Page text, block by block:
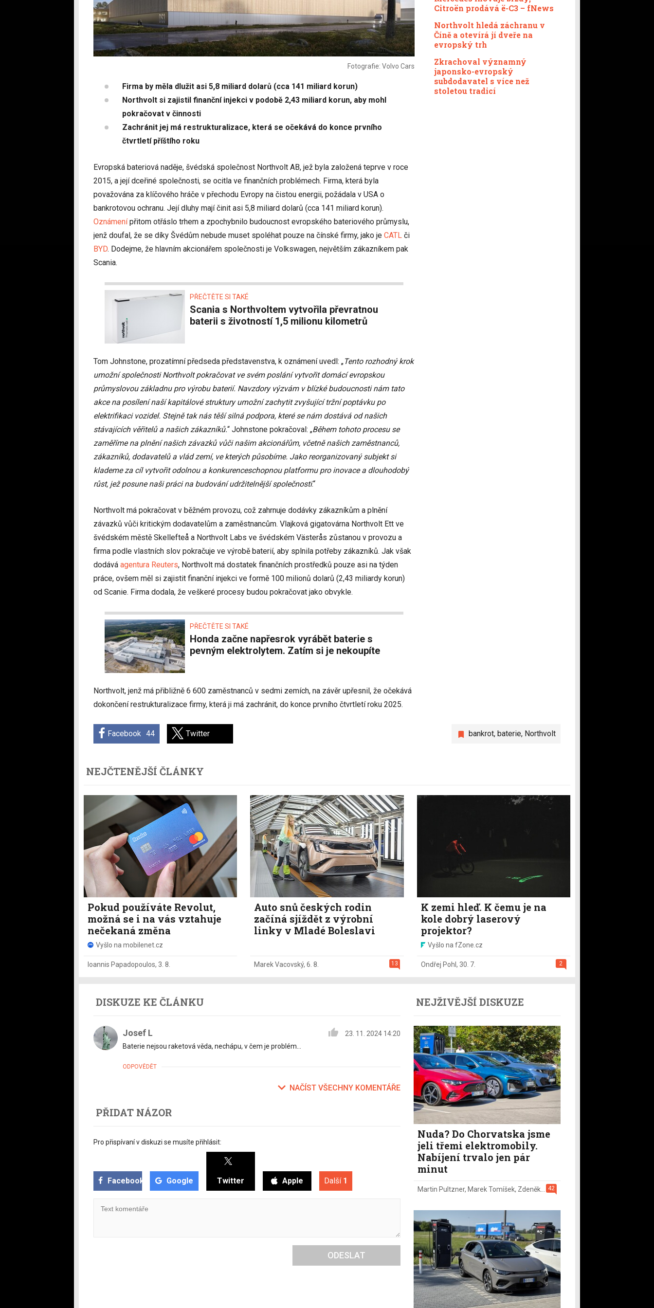
Fotografie: Volvo Cars
Firma by měla dlužit asi 5,8 miliard dolarů (cca 141 miliard korun)
Northvolt si zajistil finanční injekci v podobě 2,43 miliard korun, aby mohl
pokračovat v činnosti
Zachránit jej má restrukturalizace, která se očekává do konce prvního
čtvrtletí příštího roku
Evropská bateriová naděje, švédská společnost Northvolt AB, jež byla založená teprve v roce
2015, a její dceřiné společnosti, se ocitla ve finančních problémech. Firma, která byla
považována za klíčového hráče v přechodu Evropy na čistou energii, požádala v USA o
bankrotovou ochranu. Její dluhy mají činit asi 5,8 miliard dolarů (cca 141 miliard korun).
Oznámenípřitom otřáslo trhem a zpochybnilo budoucnost evropského bateriového průmyslu,
jenž doufal, že se díky Švédům nebude muset spoléhat pouze na čínské firmy, jako je CATL či
BYD. Dodejme, že hlavním akcionářem společnosti je Volkswagen, největším zákazníkem pak
Scania.
PŘEČTĚTE SI TAKÉ
Scania s Northvoltem vytvořila převratnou
baterii s životností 1,5 milionu kilometrů
Tom Johnstone, prozatímní předseda představenstva, k oznámení uvedl: „Tento rozhodný krok
umožní společnosti Northvolt pokračovat ve svém poslání vytvořit domácí evropskou
průmyslovou základnu pro výrobu baterií. Navzdory výzvám v blízké budoucnosti nám tato
akce na posílení naší kapitálové struktury umožní zachytit zvyšující tržní poptávku po
elektrifikaci vozidel. Stejně tak nás těší silná podpora, které se nám dostává od našich
stávajících věřitelů a našich zákazníků.“ Johnstone pokračoval: „Během tohoto procesu se
zaměříme na plnění našich závazků vůči našim akcionářům, včetně našich zaměstnanců,
zákazníků, dodavatelů a vlád zemí, ve kterých působíme. Jako reorganizovaný subjekt si
klademe za cíl vytvořit odolnou a konkurenceschopnou platformu pro inovace a dlouhodobý
růst, jež posune naši práci na budování udržitelnější společnosti.“
Northvolt má pokračovat v běžném provozu, což zahrnuje dodávky zákazníkům a plnění
závazků vůči kritickým dodavatelům a zaměstnancům. Vlajková gigatovárna Northvolt Ett ve
švédském městě Skellefteå a Northvolt Labs ve švédském Västerås zůstanou v provozu a
firma podle vlastních slov pokračuje ve výrobě baterií, aby splnila potřeby zákazníků. Jak však
dodává agentura Reuters, Northvolt má dostatek finančních prostředků pouze asi na týden
práce, ovšem měl si zajistit finanční injekci ve formě 100 milionů dolarů (2,43 miliardy korun)
od Scanie. Firma dodala, že veškeré procesy budou pokračovat jako obvykle.
PŘEČTĚTE SI TAKÉ
Honda začne napřesrok vyrábět baterie s
pevným elektrolytem. Zatím si je nekoupíte
Northvolt, jenž má přibližně 6 600 zaměstnanců v sedmi zemích, na závěr upřesnil, že očekává
dokončení restrukturalizace firmy, která ji má zachránit, do konce prvního čtvrtletí roku 2025.
bankrot, baterie, Northvolt
Facebook 44 Twitter
Citroën prodává ë-C3 – fNews
Northvolt hledá záchranu v
Číně a otevírá jí dveře na
evropský trh
Zkrachoval významný
japonsko-evropský
subdodavatel s více než
stoletou tradicí
NEJČTENĚJŠÍ ČLÁNKY
Pokud používáte Revolut,
možná se i na vás vztahuje
nečekaná změna
Vyšlo na mobilenet.cz
Ioannis Papadopoulos, 3. 8.
Auto snů českých rodin
začíná sjíždět z výrobní
linky v Mladé Boleslavi
13
Marek Vacovský,6. 8.
K zemi hleď. K čemu je na
kole dobrý laserový
projektor?
Vyšlo na fZone.cz
2
Ondřej Pohl , 30. 7.
DISKUZE KE ČLÁNKU
Josef L
23. 11. 2024 14:20
Baterie nejsou raketová věda, nechápu, v čem je problém...
ODPOVĚDĚT
NAČÍST VŠECHNY KOMENTÁŘE
PŘIDAT NÁZOR
Pro přispívaní v diskuzi se musíte přihlásit:
Facebook Google Twitter Apple Další 1
ODESLAT
NEJŽIVĚJŠÍ DISKUZE
Nuda? Do Chorvatska jsme
jeli třemi elektromobily.
Nabíjení trvalo jen pár
minut
42
Martin Pultzner,Marek Tomíšek, Zdeněk Pečený